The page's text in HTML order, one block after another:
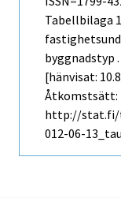
Tabellbilaga
byggnadstyp
[hänvisat:
Åtkomstsätt:
http://stat.fi/
012-06-